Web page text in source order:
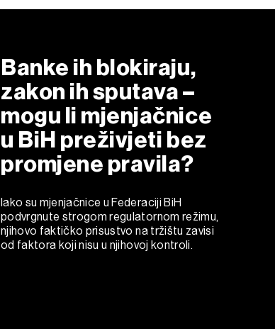
Banke ih blokiraju,
zakon ih sputava –
mogu li mjenjačnice
u BiH preživjeti bez
promjene pravila?
Iako su mjenjačnice u Federaciji BiH
podvrgnute strogom regulatornom režimu,
njihovo faktičko prisustvo na tržištu zavisi
od faktora koji nisu u njihovoj kontroli.